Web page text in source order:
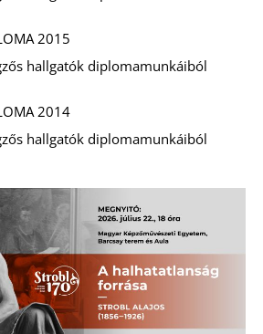
2015
hallgatók diplomamunkáiból
2014
hallgatók diplomamunkáiból